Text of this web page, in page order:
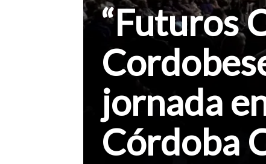
“Futuros
jornada
Córdoba